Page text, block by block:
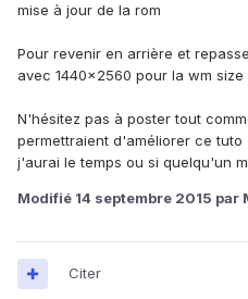
mise à jour de la rom
Pour revenir en arrière et
avec 1440x2560 pour la wm
N'hésitez pas à poster tout
permettraient d'améliorer ce
j'aurai le temps ou si quelqu'un
Modifié 14 septembre 2015 par
Citer